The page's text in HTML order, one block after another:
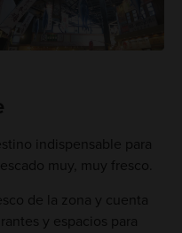
indispensable para
muy, muy fresco.
de la zona y cuenta
y espacios para